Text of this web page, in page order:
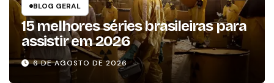
BLOG GERAL
15 melhores séries brasileiras para
assistir em 2026
6 DE AGOSTO DE 2026